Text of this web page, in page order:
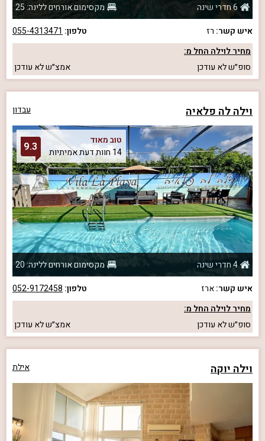
6 חדרי שינה
מקסימום אורחים ללינה: 25
איש קשר: רז טלפון: 055-4313471
מחיר לוילה החל מ:
סופ״שלא עודכן אמצ״שלא עודכן
וילה לה פלאיה עבדון
טוב מאוד
14 חוות דעת אמיתיות
9.3
4 חדרי שינה
מקסימום אורחים ללינה: 20
איש קשר:ארז טלפון: 052-9172458
מחיר לוילה החל מ:
סופ״שלא עודכן אמצ״שלא עודכן
וילה יוקה אילת